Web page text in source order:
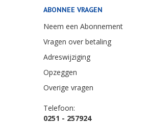
ABONNEE VRAGEN
Neem een Abonnement
Vragen over betaling
Adreswijziging
Opzeggen
Overige vragen
Telefoon:
0251 - 257924